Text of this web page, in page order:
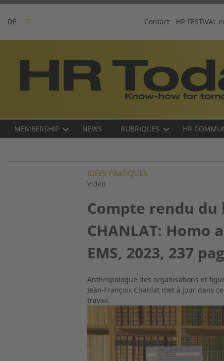
Skip
content
DE FR Contact HR FESTIVAL
Main
FR
MEMBERSHIP NEWS RUBRIQUES HR
IDÉES PRATIQUES
Vidéo
Compte rendu du
CHANLAT: Homo
EMS, 2023, 237
Anthropologue des organisations et
Jean-François Chanlat met à jour dans
travail.